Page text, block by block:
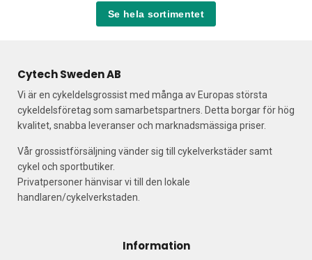
Se hela sortimentet
Cytech Sweden AB
Vi är en cykeldelsgrossist med många av Europas största
cykeldelsföretag som samarbetspartners. Detta borgar för hög
kvalitet, snabba leveranser och marknadsmässiga priser.
Vår grossistförsäljning vänder sig till cykelverkstäder samt
cykel och sportbutiker.
Privatpersoner hänvisar vi till den lokale
handlaren/cykelverkstaden.
Information